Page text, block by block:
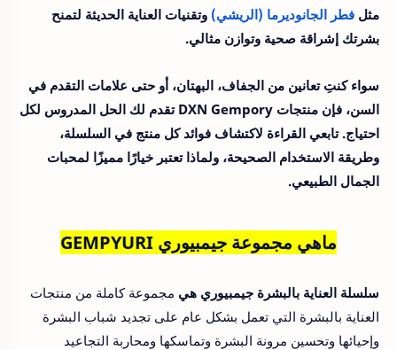
مثل فطر الجانوديرما (الريشي) وتقنيات العناية الحديثة لتمنح
بشرتك إشراقة صحية وتوازن مثالي.
سواء كنتِ تعانين من الجفاف، البهتان، أو حتى علامات التقدم في
السن، فإن منتجات DXN Gempory تقدم لك الحل المدروس لكل
احتياج. تابعي القراءة لاكتشاف فوائد كل منتج في السلسلة،
وطريقة الاستخدام الصحيحة، ولماذا تعتبر خيارًا مميزًا لمحبات
الجمال الطبيعي.
ماهي مجموعة جيمبيوري GEMPYURI
سلسلة العناية بالبشرة جيمبيوري هي مجموعة كاملة من منتجات
العناية بالبشرة التي تعمل بشكل عام على تجديد شباب البشرة
وإحيائها وتحسين مرونة البشرة وتماسكها ومحاربة التجاعيد